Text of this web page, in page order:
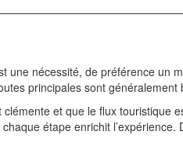
une nécessité, de préférence un
principales sont généralement
et que le flux touristique
étape enrichit